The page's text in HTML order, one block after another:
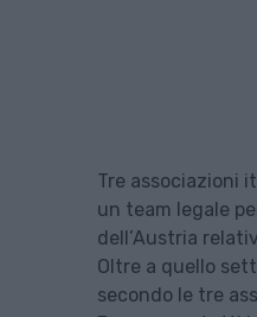
Tre associazioni
un team legale
dell’Austria
Oltre a quello
secondo le tre